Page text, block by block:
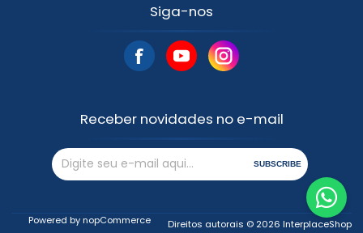
Siga-nos
Receber novidades no e-mail
SUBSCRIBE
Direitos autorais © 2026 InterplaceShop
Powered bynopCommerce